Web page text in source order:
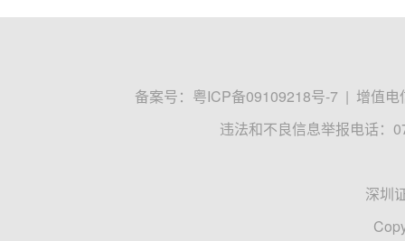
备案号： 粤ICP备09109218号-7 | 增值电
违法和不良信息举报电话：
深圳